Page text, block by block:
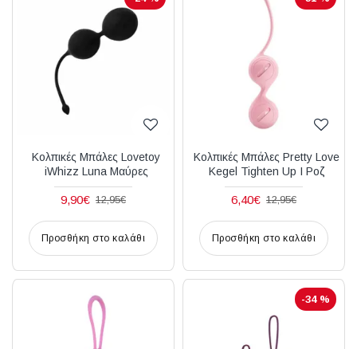
Κολπικές Μπάλες Lovetoy
iWhizz Luna Μαύρες
9,90€ 12,95€
Προσθήκη στο καλάθι
Κολπικές Μπάλες Pretty Love
Kegel Tighten Up I Ροζ
6,40€ 12,95€
Προσθήκη στο καλάθι
-34 %